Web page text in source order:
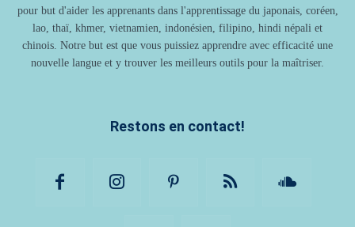
pour but d'aider les apprenants dans l'apprentissage du japonais, coréen,
lao, thaï, khmer, vietnamien, indonésien, filipino, hindi népali et
chinois. Notre but est que vous puissiez apprendre avec efficacité une
nouvelle langue et y trouver les meilleurs outils pour la maîtriser.
Restons en contact!